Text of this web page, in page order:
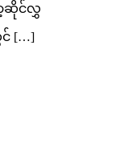
ာ့ဆိုင်လွှ
င် […]